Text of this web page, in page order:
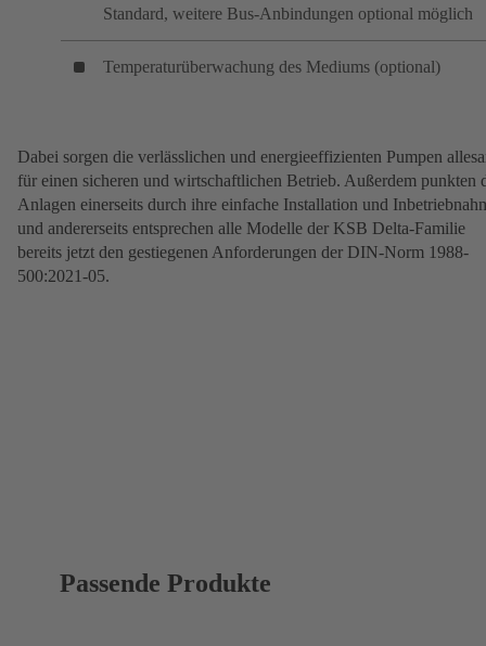
Standard, weitere Bus-Anbindungen optional möglich
Temperaturüberwachung des Mediums (optional)
Dabei sorgen die verlässlichen und energieeffizienten Pumpen
für einen sicheren und wirtschaftlichen Betrieb. Außerdem punkten
Anlagen einerseits durch ihre einfache Installation und
und andererseits entsprechen alle Modelle der KSB Delta-Familie
bereits jetzt den gestiegenen Anforderungen der DIN-Norm 1988-
500:2021-05.
Passende Produkte